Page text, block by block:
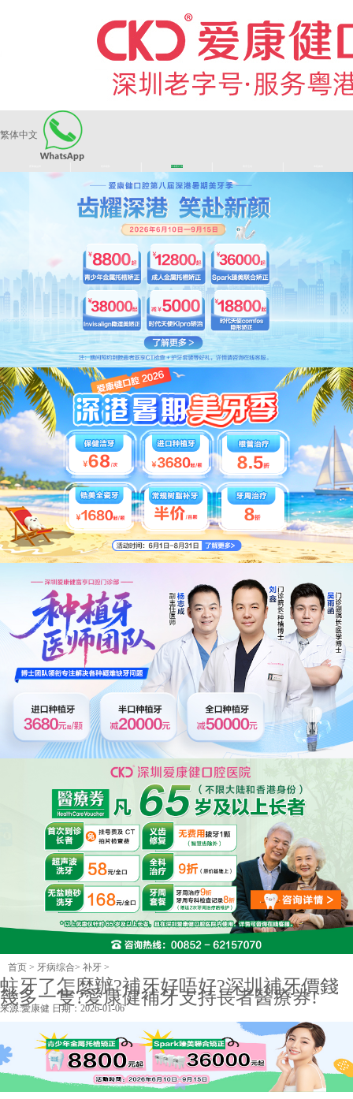
繁体中文
长者医疗券
首页 > 牙病综合> 补牙 >
蛀牙了怎麼辦?補牙好唔好?深圳補牙價錢
幾多一隻?愛康健補牙支持長者醫療券!
来源:愛康健 日期：2026-01-06